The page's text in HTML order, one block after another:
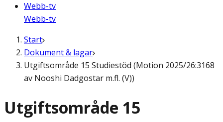
Webb-tv
Webb-tv
Start
Dokument & lagar
Utgiftsområde 15 Studiestöd (Motion 2025/26:3168
av Nooshi Dadgostar m.fl. (V))
Utgiftsområde 15